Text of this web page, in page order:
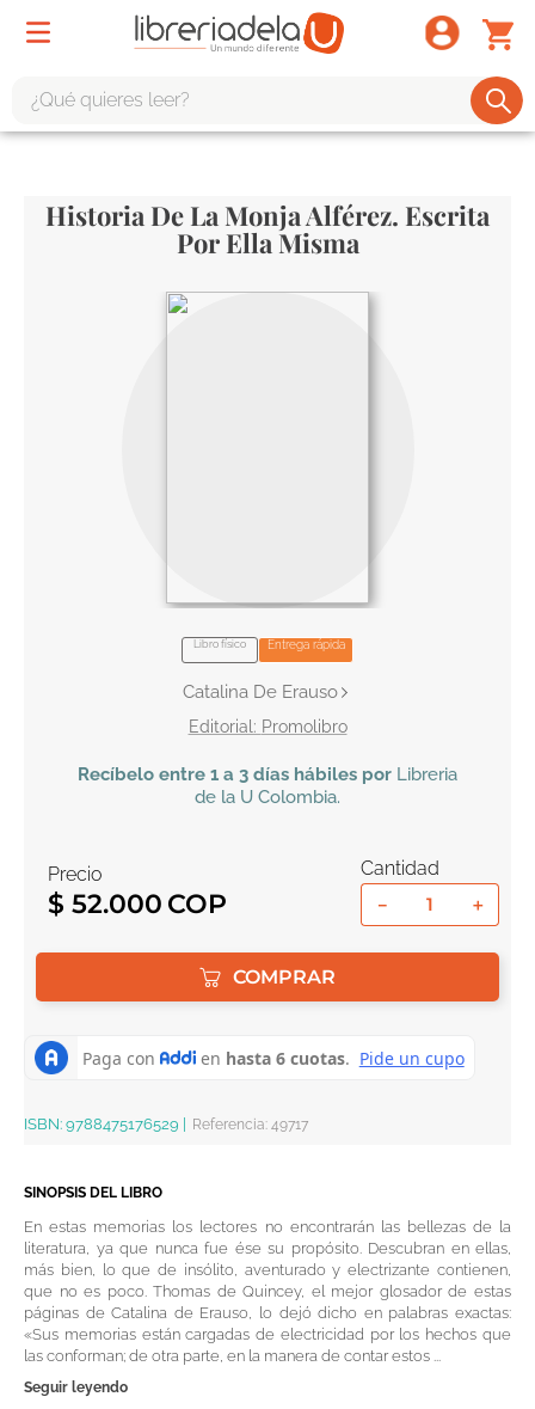
Historia De La Monja Alférez. Escrita
Por Ella Misma
Libro físico Entrega rápida
Catalina De Erauso
Promolibro
Recíbelo entre 1 a 3 días hábiles por Libreria
de la U Colombia.
Precio
$ 52.000
Cantidad
＋
－
COMPRAR
ISBN: 9788475176529 Referencia: 49717
SINOPSIS DEL LIBRO
En estas memorias los lectores no encontrarán las bellezas de la
literatura, ya que nunca fue ése su propósito. Descubran en ellas,
más bien, lo que de insólito, aventurado y electrizante contienen,
que no es poco. Thomas de Quincey, el mejor glosador de estas
páginas de Catalina de Erauso, lo dejó dicho en palabras exactas:
«Sus memorias están cargadas de electricidad por los hechos que
las conforman; de otra parte, en la manera de contar estos ...
Seguir leyendo